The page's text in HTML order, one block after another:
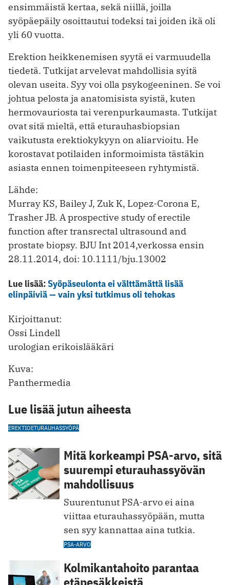
ensimmäistä kertaa, sekä niillä, joilla
syöpäepäily osoittautui todeksi tai joiden ikä oli
yli 60 vuotta.
Erektion heikkenemisen syytä ei varmuudella
tiedetä. Tutkijat arvelevat mahdollisia syitä
olevan useita. Syy voi olla psykogeeninen. Se voi
johtua pelosta ja anatomisista syistä, kuten
hermovauriosta tai verenpurkaumasta. Tutkijat
ovat sitä mieltä, että eturauhasbiopsian
vaikutusta erektiokykyyn on aliarvioitu. He
korostavat potilaiden informoimista tästäkin
asiasta ennen toimenpiteeseen ryhtymistä.
Lähde:
Murray KS, Bailey J, Zuk K, Lopez-Corona E,
Trasher JB. A prospective study of erectile
function after transrectal ultrasound and
prostate biopsy. BJU Int 2014,verkossa ensin
28.11.2014, doi: 10.1111/bju.13002
Lue lisää:Syöpäseulonta ei välttämättä lisää
elinpäiviä — vain yksi tutkimus oli tehokas
Kirjoittanut:
Ossi Lindell
urologian erikoislääkäri
Kuva:
Panthermedia
Lue lisää jutun aiheesta
EREKTIOETURAUHASSYÖPÄ
Mitä korkeampi PSA-arvo, sitä
suurempi eturauhassyövän
mahdollisuus
Suurentunut PSA-arvo ei aina
viittaa eturauhassyöpään, mutta
sen syy kannattaa aina tutkia.
PSA-ARVO
Kolmikantahoito parantaa
etäpesäkkeistä